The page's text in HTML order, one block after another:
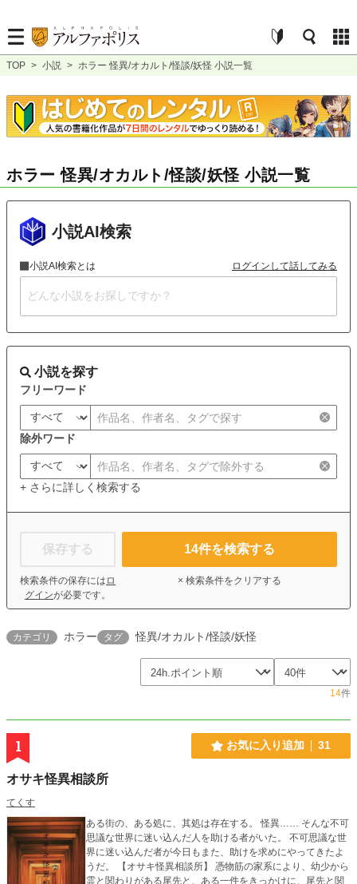
TOP > 小説 > ホラー 怪異/オカルト/怪談/妖怪 小説一覧
ホラー 怪異/オカルト/怪談/妖怪 小説一覧
小説AI検索
小説AI検索とは ログインして話してみる
小説を探す
フリーワード
除外ワード
+ さらに詳しく検索する
保存する
検索条件の保存には ロ
グインが必要です。
14件を検索する
× 検索条件をクリアする
カテゴリ ホラー タグ 怪異/オカルト/怪談/妖怪
14件
1 お気に入り追加 31
オサキ怪異相談所
てくす
ある街の、ある処に、其処は存在する。 怪異…… そんな不可
思議な世界に迷い込んだ人を助ける者がいた。 不可思議な世
界に迷い込んだ者が今日もまた、助けを求めにやってきたよ
うだ。 【オサキ怪異相談所】 憑物筋の家系により、幼少から
霊と関わりがある尾先と、ある一件をきっかけに、尾先と関